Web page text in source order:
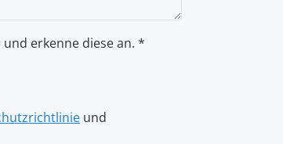
erkenne diese an. *
und